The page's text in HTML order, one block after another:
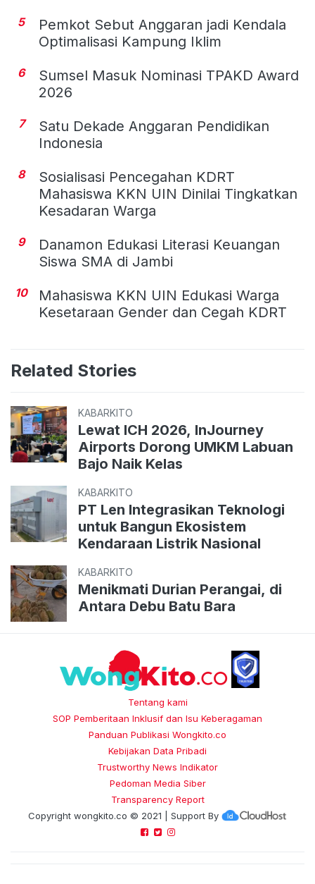
5
Pemkot Sebut Anggaran jadi Kendala
Optimalisasi Kampung Iklim
6
Sumsel Masuk Nominasi TPAKD Award
2026
7
Satu Dekade Anggaran Pendidikan
Indonesia
8
Sosialisasi Pencegahan KDRT
Mahasiswa KKN UIN Dinilai Tingkatkan
Kesadaran Warga
9
Danamon Edukasi Literasi Keuangan
Siswa SMA di Jambi
10
Mahasiswa KKN UIN Edukasi Warga
Kesetaraan Gender dan Cegah KDRT
Related Stories
KABARKITO
Lewat ICH 2026, InJourney
Airports Dorong UMKM Labuan
Bajo Naik Kelas
KABARKITO
PT Len Integrasikan Teknologi
untuk Bangun Ekosistem
Kendaraan Listrik Nasional
KABARKITO
Menikmati Durian Perangai, di
Antara Debu Batu Bara
Tentang kami
SOP Pemberitaan Inklusif dan Isu Keberagaman
Panduan Publikasi Wongkito.co
Kebijakan Data Pribadi
Trustworthy News Indikator
Pedoman Media Siber
Transparency Report
Copyright wongkito.co © 2021 | Support By